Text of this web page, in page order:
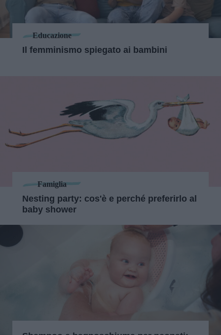
Educazione
Il femminismo spiegato ai bambini
Famiglia
Nesting party: cos'è e perché preferirlo al
baby shower